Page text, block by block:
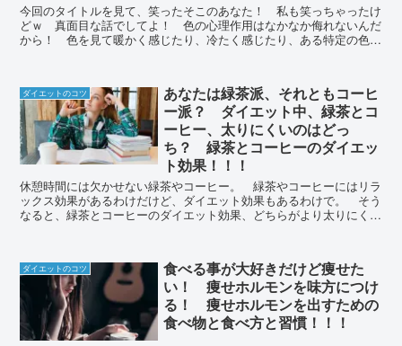
今回のタイトルを見て、笑ったそこのあなた！ 私も笑っちゃったけ
どｗ 真面目な話でしてよ！ 色の心理作用はなかなか侮れないんだ
から！ 色を見て暖かく感じたり、冷たく感じたり、ある特定の色に
ダイエットのコツ
あなたは緑茶派、それともコーヒ
ー派？ ダイエット中、緑茶とコ
ーヒー、太りにくいのはどっ
ち？ 緑茶とコーヒーのダイエッ
ト効果！！！
休憩時間には欠かせない緑茶やコーヒー。 緑茶やコーヒーにはリラ
ックス効果があるわけだけど、ダイエット効果もあるわけで。 そう
なると、緑茶とコーヒーのダイエット効果、どちらがより太りにくい
ダイエットのコツ
食べる事が大好きだけど痩せた
い！ 痩せホルモンを味方につけ
る！ 痩せホルモンを出すための
食べ物と食べ方と習慣！！！